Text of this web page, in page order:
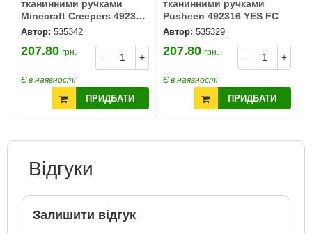
тканинними ручками
Minecraft Creepers 492355
YES FC
Автор: 535342
- +
207.80 грн.
Є в наявності
ПРИДБАТИ
тканинними ручками
Pusheen 492316 YES FC
Автор: 535329
- +
207.80 грн.
Є в наявності
ПРИДБАТИ
Відгуки
Залишити відгук